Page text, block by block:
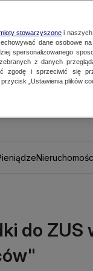
do
stowarzyszonei naszych
dane osobowe
spersonalizowanego
z danych
zgodę i sprzeciwić się
„Ustawienia plików